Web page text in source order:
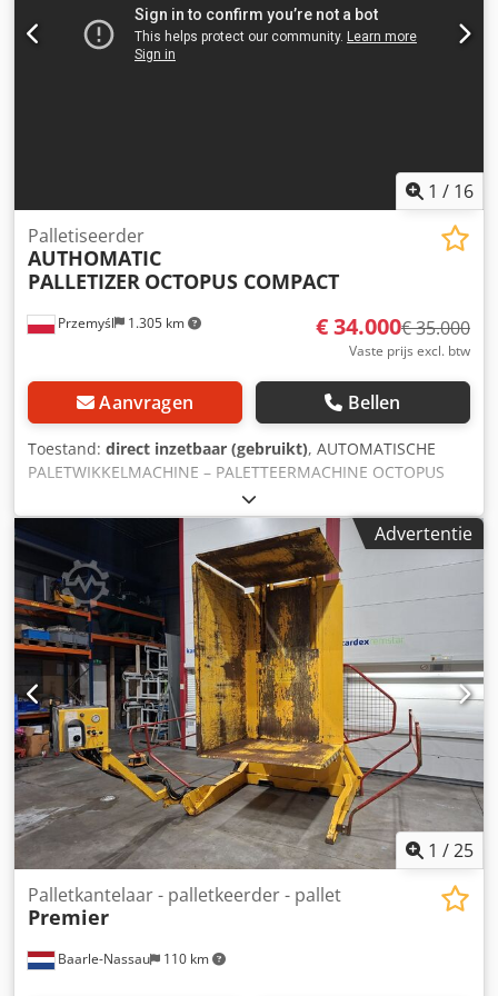
1 / 16
Przemyśl 1.305 km
Palletiseerder
AUTHOMATIC
PALLETIZER OCTOPUS COMPACT
€ 34.000€ 35.000
Vaste prijs excl. btw
Aanvragen Bellen
Toestand: direct inzetbaar (gebruikt), AUTOMATISCHE
PALETWIKKELMACHINE – PALETTEERMACHINE OCTOPUS
COMPACT Djdpfx Aeyb H Hfsiajkr GEMAAKT DOOR
HALOILA, FINLAND 30 PALLETS PER UUR ZEER GOEDE
STAAT VIDEO BIJGEVOEGD
Advertentie
1 /25
Baarle-Nassau 110 km
Palletkantelaar - palletkeerder - pallet
Premier